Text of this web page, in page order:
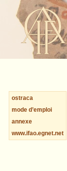
ostraca
mode d’emploi
annexe
www.ifao.egnet.net